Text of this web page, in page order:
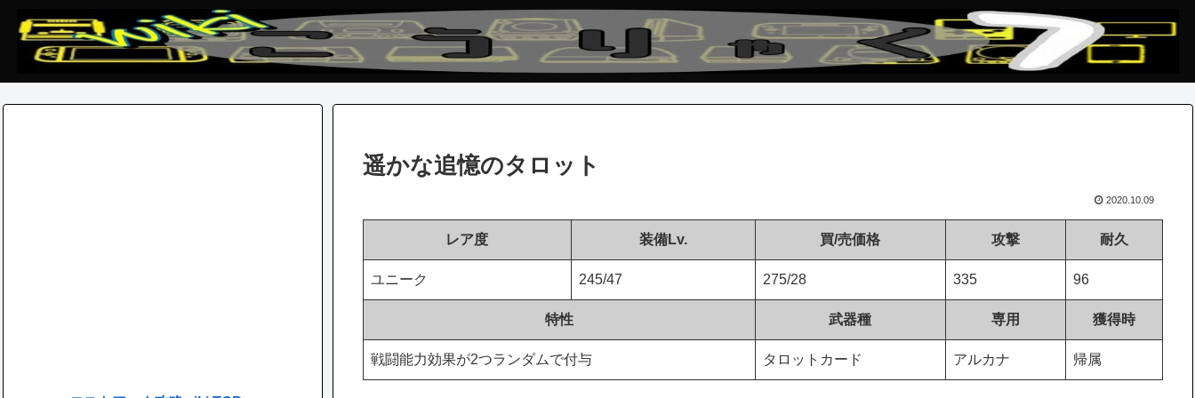
遥かな追憶のタロット
2020.10.09
レア度 装備Lv. 買/売価格 攻撃 耐久
ユニーク 245/47 275/28 335 96
特性 武器種 専用 獲得時
戦闘能力効果が2つランダムで付与 タロットカード アルカナ 帰属